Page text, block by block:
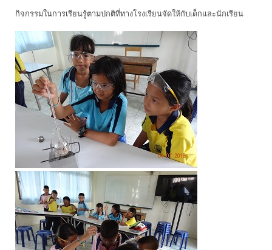
กิจกรรมในการเรียนรู้ตามปกติที่ทางโรงเรียนจัดให้กับเด็กและนักเรียน